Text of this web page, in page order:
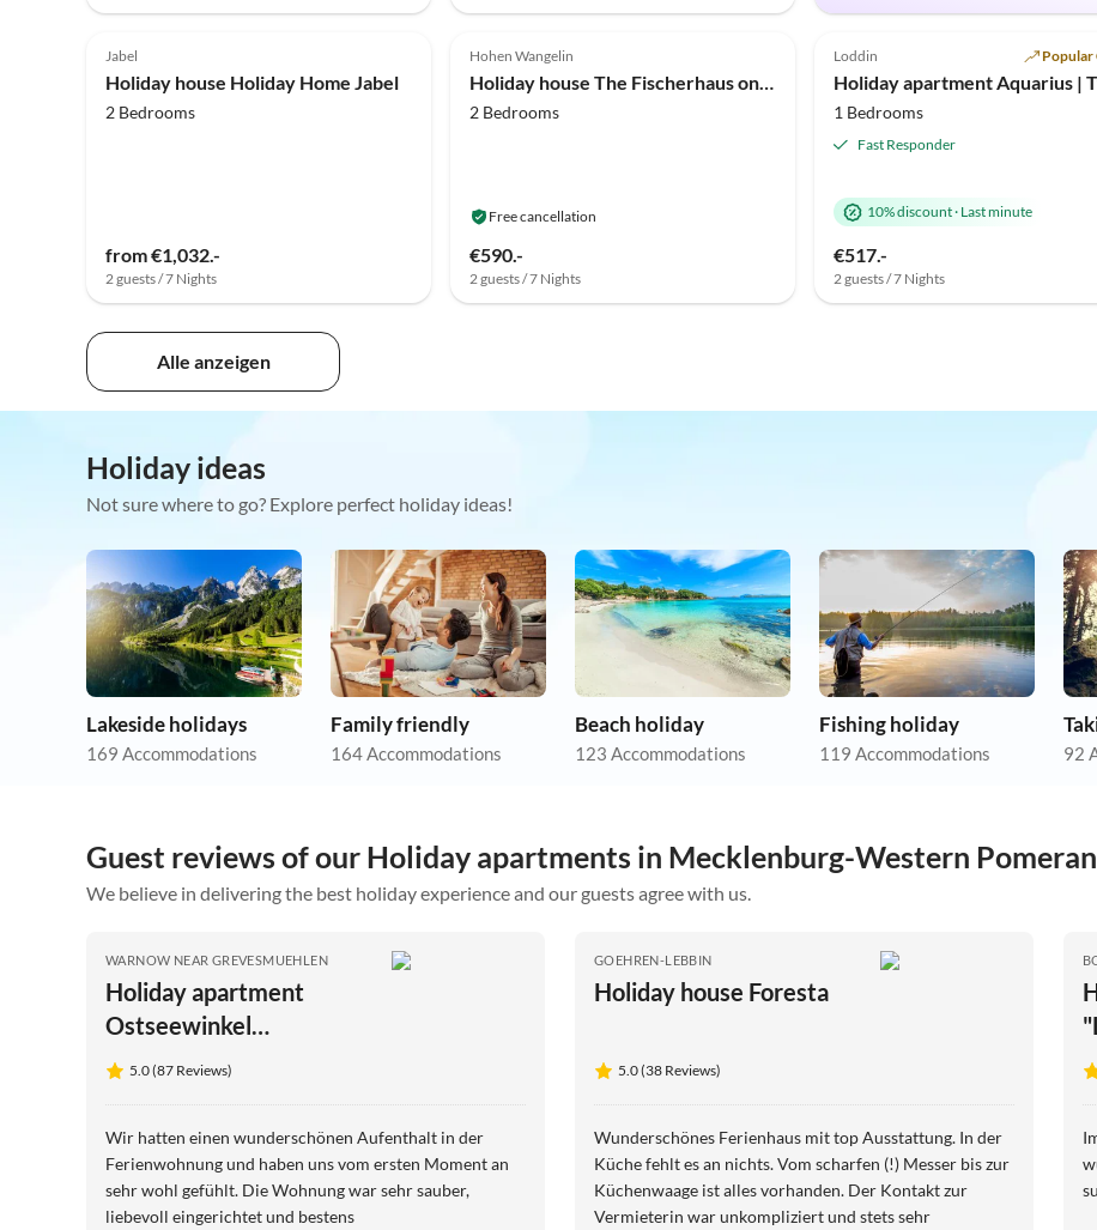
Top-Listing
4.3 (14)
Jabel
Holiday house Holiday Home Jabel
2 Bedrooms
from €1,032.-
2 guests / 7 Nights
Top-Listing
5.0 (7)
Hohen Wangelin
Holiday house The Fischerhaus on lake Malkwitzer See
2 Bedrooms
Free cancellation
€590.-
2 guests / 7 Nights
4.8 (5)
Loddin Popular
1 Bedrooms
Fast Responder
10% discount· Last minute
€517.-
2 guests / 7 Nights
Alle anzeigen
Holiday ideas
Not sure where to go? Explore perfect holiday ideas!
Lakeside holidays
169 Accommodations
Family friendly
164 Accommodations
Beach holiday
123 Accommodations
Fishing holiday
119 Accommodations 92
Guest reviews of our Holiday apartments in Mecklenburg-Western
We believe in delivering the best holiday experience and our guests agree with us.
WARNOW NEAR GREVESMUEHLEN
Holiday apartment
Ostseewinkel
Gänseblümchen
5.0 (87 Reviews)
Wir hatten einen wunderschönen Aufenthalt in der
Ferienwohnung und haben uns vom ersten Moment an
sehr wohl gefühlt. Die Wohnung war sehr sauber,
liebevoll eingerichtet und bestens
GOEHREN-LEBBIN
Holiday house Foresta
5.0 (38 Reviews)
Wunderschönes Ferienhaus mit top Ausstattung. In der
Küche fehlt es an nichts. Vom scharfen (!) Messer bis zur
Küchenwaage ist alles vorhanden. Der Kontakt zur
Vermieterin war unkompliziert und stets sehr